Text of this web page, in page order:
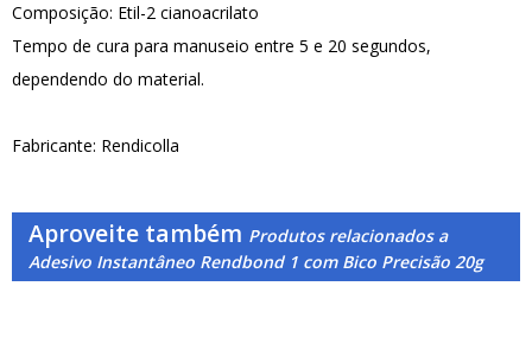
Composição: Etil-2 cianoacrilato
Tempo de cura para manuseio entre 5 e 20 segundos,
dependendo do material.
Fabricante: Rendicolla
Aproveite também Produtos relacionados a
Adesivo Instantâneo Rendbond 1 com Bico Precisão 20g